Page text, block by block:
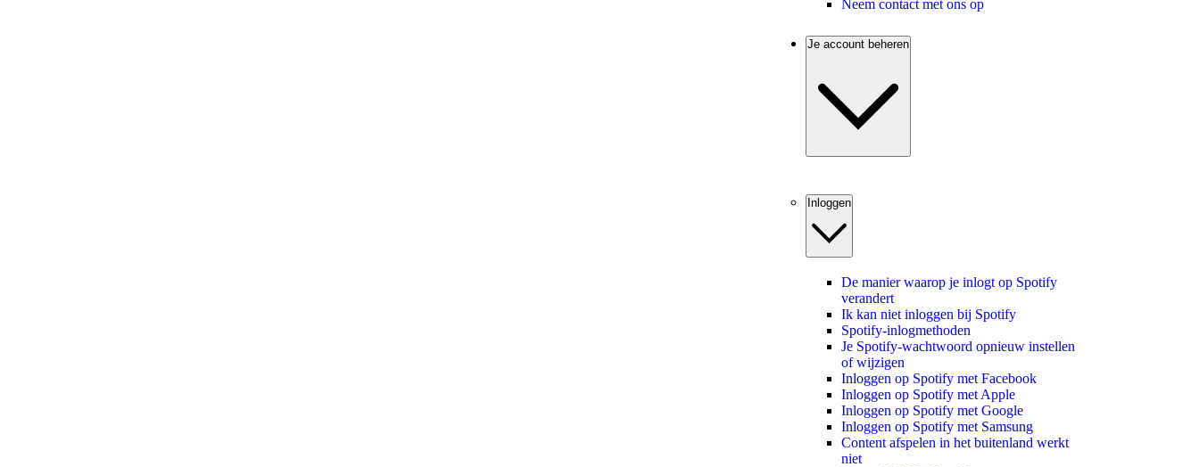
Neem contact met ons op
Je account beheren
Inloggen
De manier waarop je inlogt op Spotify
verandert
Ik kan niet inloggen bij Spotify
Spotify-inlogmethoden
Je Spotify-wachtwoord opnieuw instellen
of wijzigen
Inloggen op Spotify met Facebook
Inloggen op Spotify met Apple
Inloggen op Spotify met Google
Inloggen op Spotify met Samsung
Content afspelen in het buitenland werkt
niet